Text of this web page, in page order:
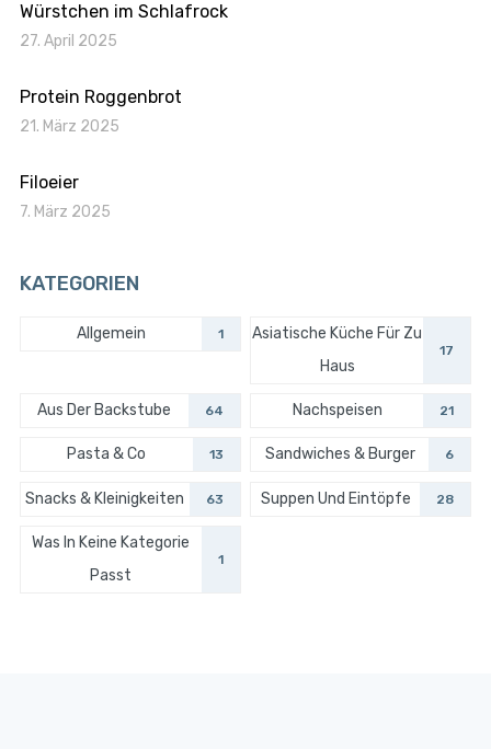
Würstchen im Schlafrock
27. April 2025
Protein Roggenbrot
21. März 2025
Filoeier
7. März 2025
KATEGORIEN
Allgemein 1
Asiatische Küche Für Zu
Haus
17
Aus Der Backstube 64 Nachspeisen 21
Pasta & Co 13 Sandwiches & Burger 6
Snacks & Kleinigkeiten 63 Suppen Und Eintöpfe 28
Was In Keine Kategorie
Passt
1